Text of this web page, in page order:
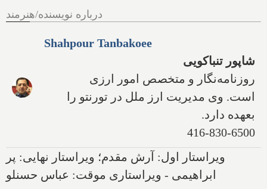
درباره نویسنده/هنرمند
Shahpour Tanbakoee
شاپور تنباکویی
روزنامه‌نگار و متخصص امور ارزی
است. وی مدیریت ارز ملل در تورنتو را
بعهده دارد.
416-830-6500
ویراستار اول: آرش مقدم؛ ویراستار نهایی: پر
ابراهیمی - ویراستاری موقت: عباس حسنلو